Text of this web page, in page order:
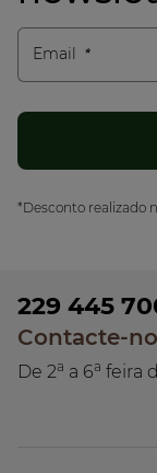
Email
*Desconto realizado
229 445
Contacte-
De 2a a 6a feira